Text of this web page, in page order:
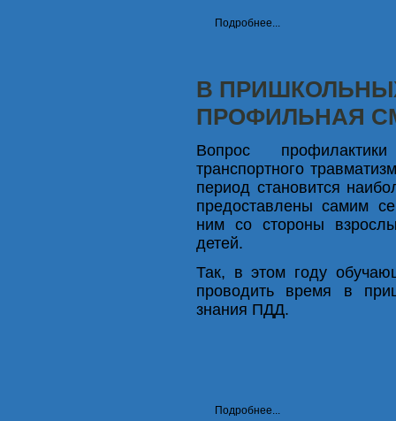
Подробнее...
В
ПРОФИЛЬНАЯ
Вопрос
транспортного
период становится
предоставлены самим
ним со стороны
детей.
Так, в этом году
проводить время в
знания ПДД.
Подробнее...